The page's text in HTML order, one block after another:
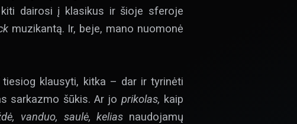
dairosi į klasikus ir šioje sferoje
muzikantą. Ir, beje, mano nuomonė
tiesiog klausyti, kitka – dar ir tyrinėti
sarkazmo šūkis. Ar jo prikolas, kaip
vanduo, saulė, kelias naudojamų